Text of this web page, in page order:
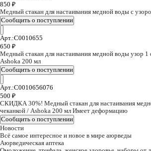
850 ₽
Медный стакан для настаивания медной воды с
Арт.:C0010655
650 ₽
Медный стакан для настаивания медной воды узор 1
Ashoka 200 мл
Арт.:C0010656076
500 ₽
СКИДКА 30%! Медный стакан для настаивания
чеканкой / Ashoka 200 мл Имеет деформацию
Новости
Всё самое интересное и новое в мире аюрведы
Аюрведическая аптека